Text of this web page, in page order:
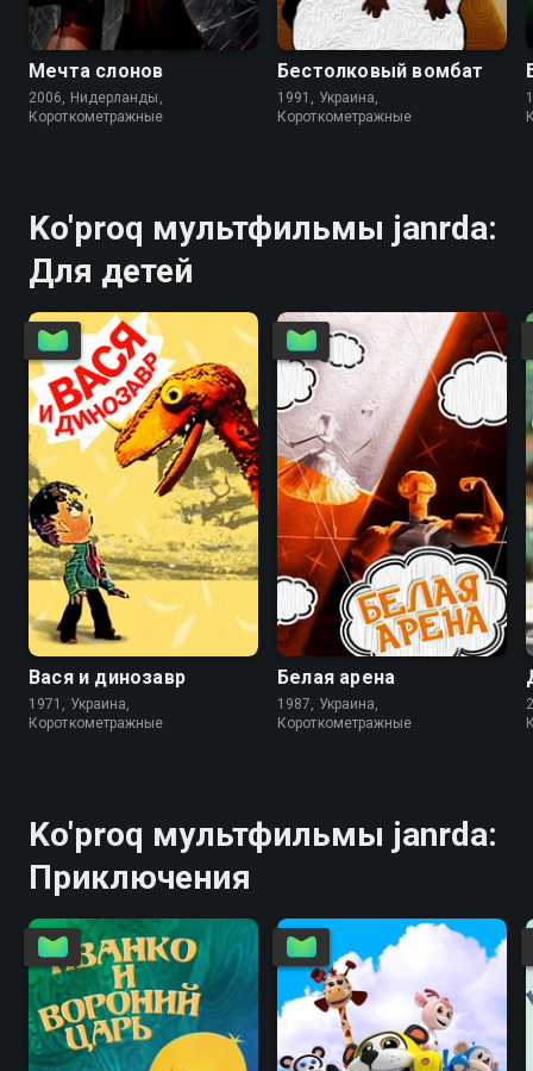
5.6 5.6
Мечта слонов
2006, Нидерланды,
Короткометражные
7.0
Бестолковый вомбат
1991, Украина,
Короткометражные
Ko'proq мультфильмы janrda:
Для детей
4.8
Вася и динозавр
1971, Украина,
Короткометражные
6.2
Белая арена
1987, Украина,
Короткометражные
Ko'proq мультфильмы janrda:
Приключения